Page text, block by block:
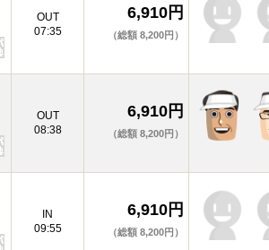
OUT
07:35
6,910円
（総額 8,200円）
OUT
08:38
6,910円
（総額 8,200円）
IN
09:55
6,910円
（総額 8,200円）